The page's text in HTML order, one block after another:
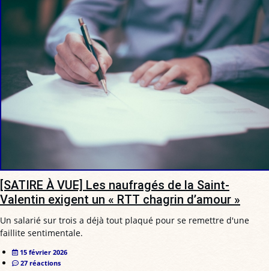
[SATIRE À VUE] Les naufragés de la Saint-
Valentin exigent un « RTT chagrin d’amour »
Un salarié sur trois a déjà tout plaqué pour se remettre d'une
faillite sentimentale.
15 février 2026
27 réactions